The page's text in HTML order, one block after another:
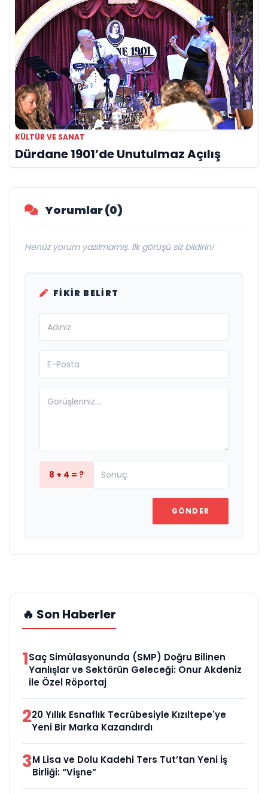
KÜLTÜR VE SANAT
Dürdane 1901’de Unutulmaz Açılış
Yorumlar (0)
Henüz yorum yazılmamış. İlk görüşü siz bildirin!
FIKIR BELIRT
8 + 4 = ?
GÖNDER
🔥 Son Haberler
1Saç Simülasyonunda (SMP) Doğru Bilinen
Yanlışlar ve Sektörün Geleceği: Onur Akdeniz
ile Özel Röportaj
220 Yıllık Esnaflık Tecrübesiyle Kızıltepe'ye
Yeni Bir Marka Kazandırdı
3M Lisa ve Dolu Kadehi Ters Tut’tan Yeni İş
Birliği: “Vişne”